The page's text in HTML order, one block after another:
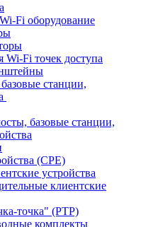
Fi оборудование
Wi-Fi точек доступа
станции,
базовые станции,
(CPE)
устройства
клиентские
точка" (PTP)
комплекты